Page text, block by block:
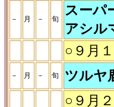
－ 月 － 旬
スーパ
アシル
○９月
－ 月 － 旬
ツルヤ
○９月